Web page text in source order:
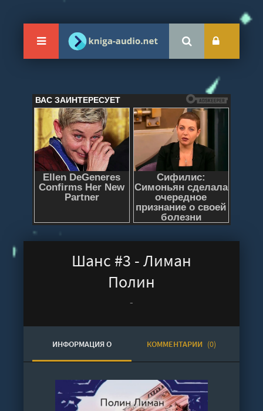
Шанс #3 - Лиман
Полин
-
ИНФОРМАЦИЯ О
АУДИОКНИГЕ
КОММЕНТАРИИ (0)